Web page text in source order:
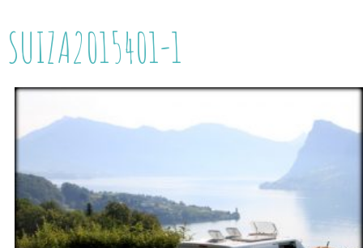
SUIZA2015401-1